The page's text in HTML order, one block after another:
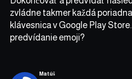
zvládne takmer každá
klávesnica v Google Play
predvídanie emoji?
Matúš